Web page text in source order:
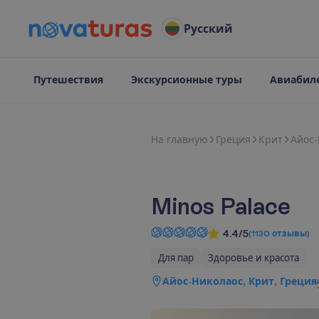
Русский
Путешествия Экскурсионные туры
На главную Греция Крит
Minos Palace
4.4/5(1130 отзывы)
Для пар Здоровье и красота
Айос-Николаос, Крит, Греция